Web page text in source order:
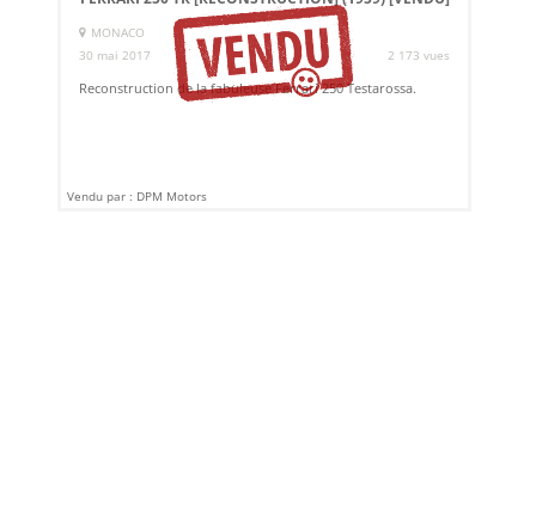
MONACO
30 mai 2017
2 173 vues
Reconstruction de la fabuleuse Ferrari 250 Testarossa.
Vendu par : DPM Motors